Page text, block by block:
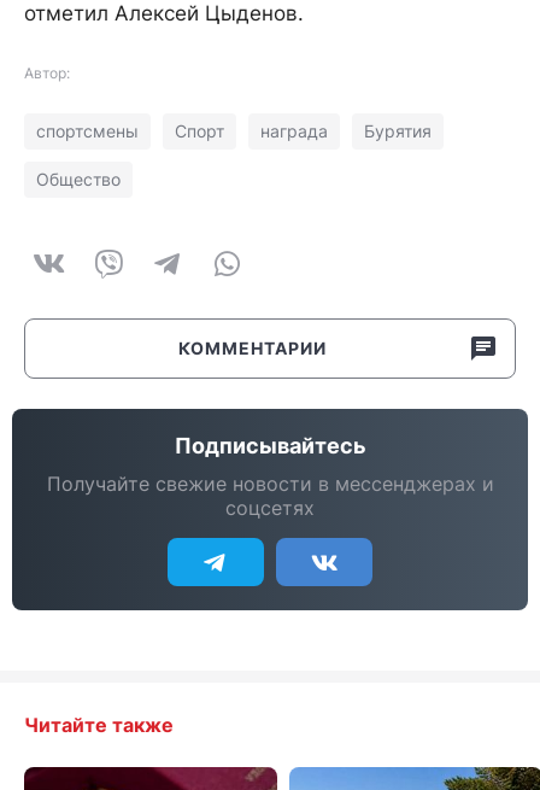
отметил Алексей Цыденов.
Автор:
спортсмены Спорт награда Бурятия
Общество
КОММЕНТАРИИ
Подписывайтесь
Получайте свежие новости в мессенджерах и
соцсетях
Читайте также